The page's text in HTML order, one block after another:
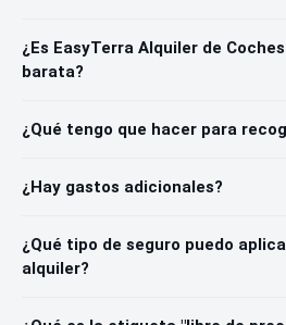
¿Es EasyTerra Alquiler de
barata?
¿Qué tengo que hacer para
¿Hay gastos adicionales?
¿Qué tipo de seguro puedo
alquiler?